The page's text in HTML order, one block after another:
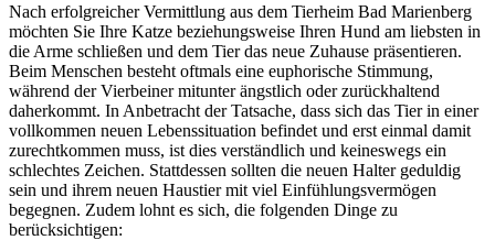
Nach erfolgreicher Vermittlung aus dem Tierheim Bad Marienberg
möchten Sie Ihre Katze beziehungsweise Ihren Hund am liebsten in
die Arme schließen und dem Tier das neue Zuhause präsentieren.
Beim Menschen besteht oftmals eine euphorische Stimmung,
während der Vierbeiner mitunter ängstlich oder zurückhaltend
daherkommt. In Anbetracht der Tatsache, dass sich das Tier in einer
vollkommen neuen Lebenssituation befindet und erst einmal damit
zurechtkommen muss, ist dies verständlich und keineswegs ein
schlechtes Zeichen. Stattdessen sollten die neuen Halter geduldig
sein und ihrem neuen Haustier mit viel Einfühlungsvermögen
begegnen. Zudem lohnt es sich, die folgenden Dinge zu
berücksichtigen: